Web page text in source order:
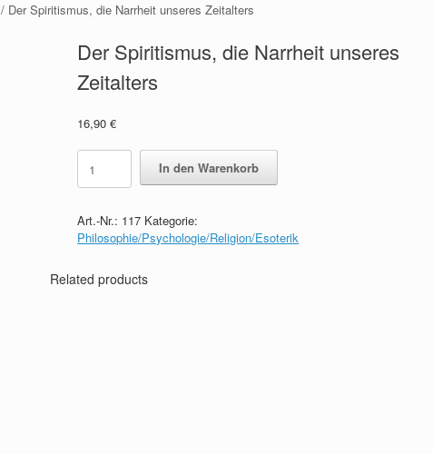
/ Der Spiritismus, die Narrheit unseres Zeitalters
Der Spiritismus, die Narrheit unseres
Zeitalters
16,90€
Der
Spiritismus,
die
unseres
Zeitalters
In den Warenkorb
Art.-Nr.: 117 Kategorie:
Philosophie/Psychologie/Religion/Esoterik
Related products